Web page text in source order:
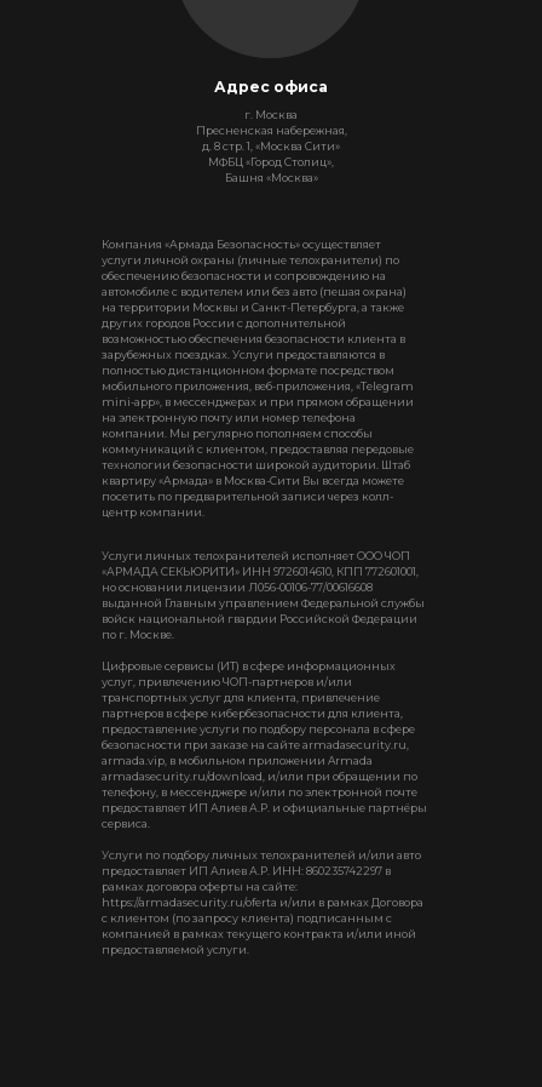
г. Москва
Пресненская набережная,
д. 8 стр. 1, «Москва Сити»
МФБЦ «Город Столиц»,
Башня «Москва»
Адрес офиса
Компания «Армада Безопасность» осуществляет
услуги личной охраны (личные телохранители) по
обеспечению безопасности и сопровождению на
автомобиле с водителем или без авто (пешая охрана)
на территории Москвы и Санкт-Петербурга, а также
других городов России с дополнительной
возможностью обеспечения безопасности клиента в
зарубежных поездках. Услуги предоставляются в
полностью дистанционном формате посредством
мобильного приложения, веб-приложения, «Telegram
mini-app», в мессенджерах и при прямом обращении
на электронную почту или номер телефона
компании. Мы регулярно пополняем способы
коммуникаций с клиентом, предоставляя передовые
технологии безопасности широкой аудитории. Штаб
квартиру «Армада» в Москва-Сити Вы всегда можете
посетить по предварительной записи через колл-
центр компании.
Услуги личных телохранителей исполняет ООО ЧОП
«АРМАДА СЕКЬЮРИТИ» ИНН 9726014610, КПП 772601001,
но основании лицензии Л056-00106-77/00616608
выданной Главным управлением Федеральной службы
войск национальной гвардии Российской Федерации
по г. Москве.
Цифровые сервисы (ИТ) в сфере информационных
услуг, привлечению ЧОП-партнеров и/или
транспортных услуг для клиента, привлечение
партнеров в сфере кибербезопасности для клиента,
предоставление услуги по подбору персонала в сфере
безопасности при заказе на сайте armadasecurity.ru,
armada.vip, в мобильном приложении Armada
armadasecurity.ru/download, и/или при обращении по
телефону, в мессенджере и/или по электронной почте
предоставляет ИП Алиев А.Р. и официальные партнёры
сервиса.
Услуги по подбору личных телохранителей и/или авто
предоставляет ИП Алиев А.Р. ИНН: 860235742297 в
рамках договора оферты на сайте:
https://armadasecurity.ru/oferta и/или в рамках Договора
с клиентом (по запросу клиента) подписанным с
компанией в рамках текущего контракта и/или иной
предоставляемой услуги.